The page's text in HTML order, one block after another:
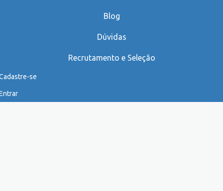
Blog
Dúvidas
Recrutamento e Seleção
se